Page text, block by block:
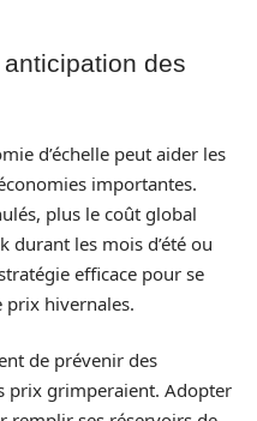
des
d’échelle peut aider les
importantes.
plus le coût global
durant les mois d’été ou
efficace pour se
prix hivernales.
de prévenir des
prix grimperaient. Adopter